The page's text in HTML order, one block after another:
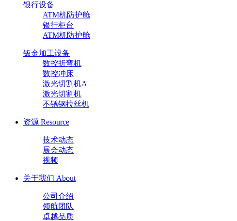
银行设备
ATM机防护舱
银行柜台
ATM机防护舱
钣金加工设备
数控折弯机
数控冲床
激光切割机A
激光切割机
不锈钢拉丝机
资源 Resource
技术动态
展会动态
视频
关于我们 About
公司介绍
领航团队
卓越品质